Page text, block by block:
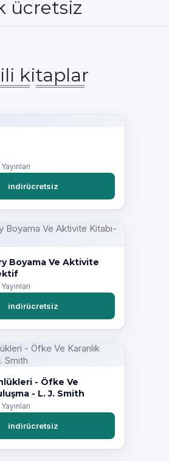
ücretsiz
kitaplar
indirücretsiz
Boyama Ve Aktivite
indirücretsiz
- Öfke Ve
- L. J. Smith
indirücretsiz